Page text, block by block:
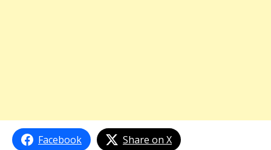
Facebook Share on X